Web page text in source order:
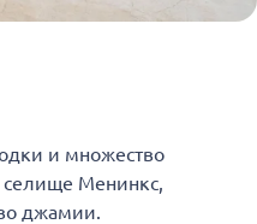
и множество
Менинкс,
джамии.